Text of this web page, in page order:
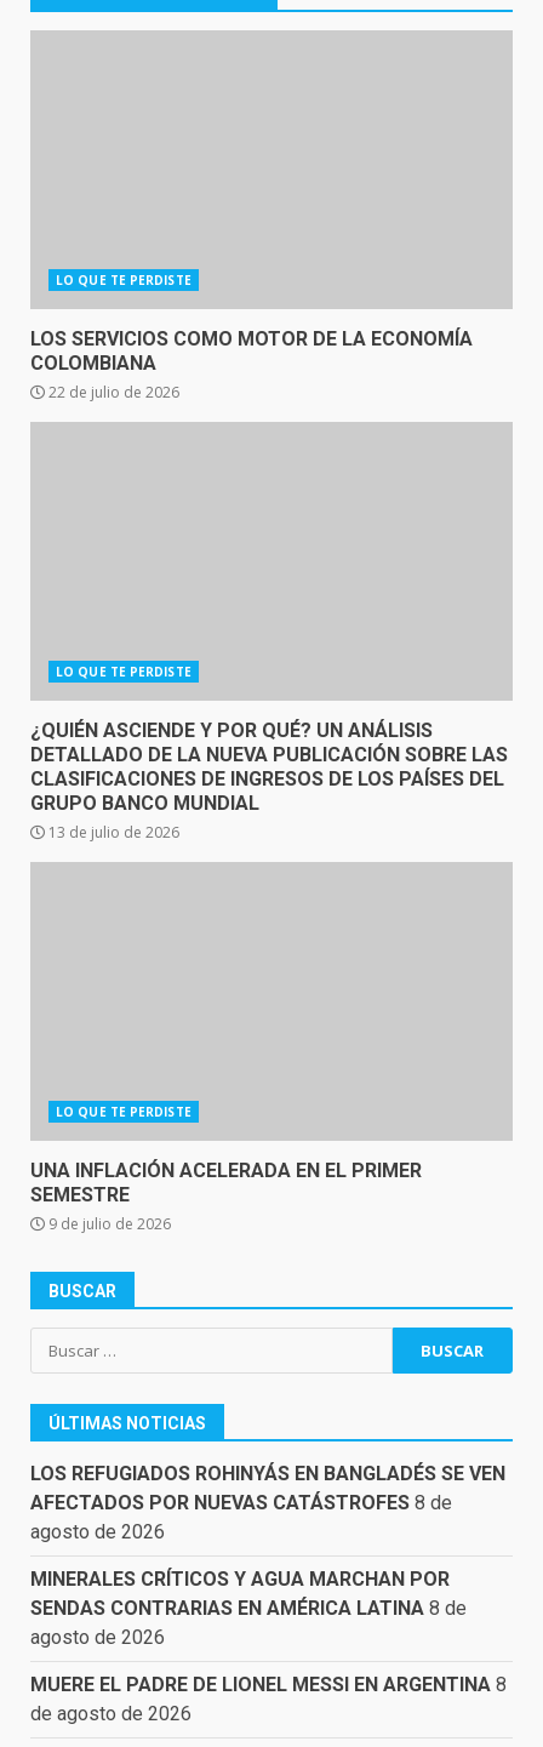
LO QUE TE PERDISTE
LOS SERVICIOS COMO MOTOR DE LA ECONOMÍA
COLOMBIANA
22 de julio de 2026
LO QUE TE PERDISTE
¿QUIÉN ASCIENDE Y POR QUÉ? UN ANÁLISIS
DETALLADO DE LA NUEVA PUBLICACIÓN SOBRE LAS
CLASIFICACIONES DE INGRESOS DE LOS PAÍSES DEL
GRUPO BANCO MUNDIAL
13 de julio de 2026
LO QUE TE PERDISTE
UNA INFLACIÓN ACELERADA EN EL PRIMER
SEMESTRE
9 de julio de 2026
BUSCAR
Buscar:
ÚLTIMAS NOTICIAS
LOS REFUGIADOS ROHINYÁS EN BANGLADÉS SE VEN
AFECTADOS POR NUEVAS CATÁSTROFES 8 de
agosto de 2026
MINERALES CRÍTICOS Y AGUA MARCHAN POR
SENDAS CONTRARIAS EN AMÉRICA LATINA 8 de
agosto de 2026
MUERE EL PADRE DE LIONEL MESSI EN ARGENTINA 8
de agosto de 2026